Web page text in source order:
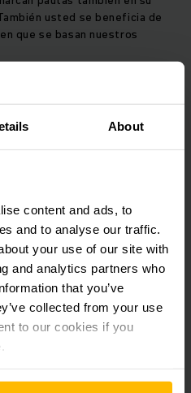
About
content and ads, to
and to analyse our traffic.
your use of our site with
and analytics partners who
that you’ve
collected from your use
to our cookies if you
usted se beneficia de
que se basan nuestros
de un solo
atención a sus
al sistema de cableado y
momento la rentabilidad y
Naturalmente estamos
sus sugerencias y propuestas.
mayoría, manual. Debido al
de las operaciones y fases de
ser más económico que
un máximo de